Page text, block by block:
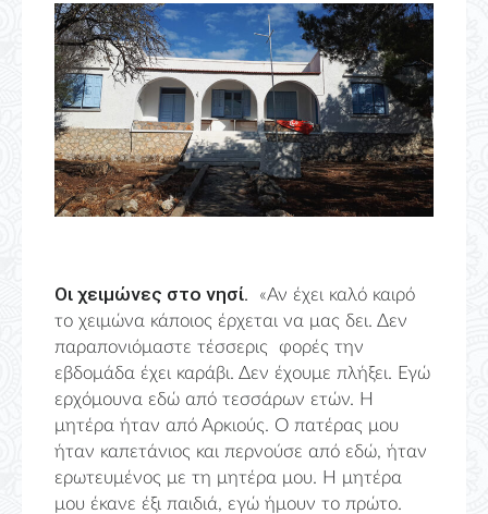
Οι χειμώνες στο νησί. «Αν έχει καλό καιρό
το χειμώνα κάποιος έρχεται να μας δει. Δεν
παραπονιόμαστε τέσσερις φορές την
εβδομάδα έχει καράβι. Δεν έχουμε πλήξει. Εγώ
ερχόμουνα εδώ από τεσσάρων ετών. Η
μητέρα ήταν από Αρκιούς. Ο πατέρας μου
ήταν καπετάνιος και περνούσε από εδώ, ήταν
ερωτευμένος με τη μητέρα μου. Η μητέρα
μου έκανε έξι παιδιά, εγώ ήμουν το πρώτο.